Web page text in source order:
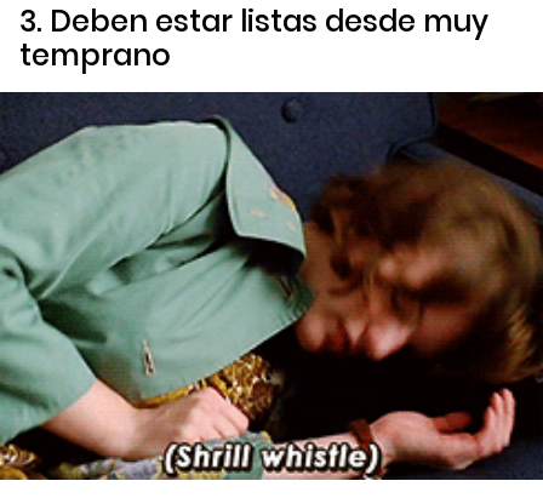
3. Deben estar listas desde muy
temprano